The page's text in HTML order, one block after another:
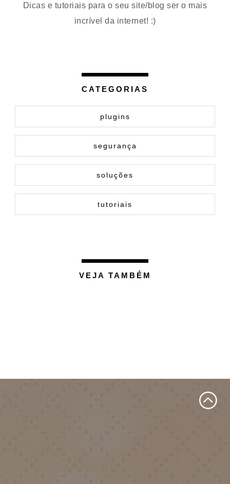
Dicas e tutoriais para o seu site/blog ser o mais
incrível da internet! :)
CATEGORIAS
plugins
segurança
soluções
tutoriais
VEJA TAMBÉM